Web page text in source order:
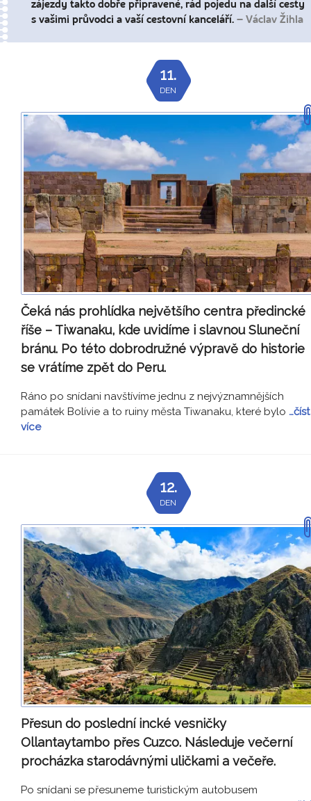
zájezdy takto dobře připravené, rád pojedu na další cesty
s vašimi průvodci a vaší cestovní kanceláří. – Václav Žihla
11.
DEN
Čeká nás prohlídka největšího centra předincké
říše – Tiwanaku, kde uvidíme i slavnou Sluneční
bránu. Po této dobrodružné výpravě do historie
se vrátíme zpět do Peru.
Ráno po snídani navštívíme jednu z nejvýznamnějších
památek Bolívie a to ruiny města Tiwanaku, které bylo …číst
více
12.
DEN
Přesun do poslední incké vesničky
Ollantaytambo přes Cuzco. Následuje večerní
procházka starodávnými uličkami a večeře.
Po snídani se přesuneme turistickým autobusem